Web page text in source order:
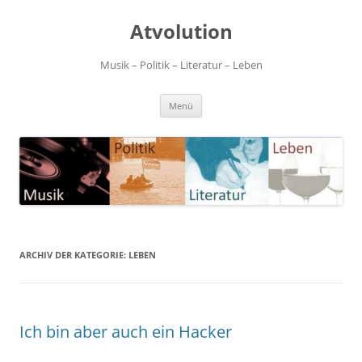
Atvolution
Musik – Politik – Literatur – Leben
Menü
ARCHIV DER KATEGORIE: LEBEN
Ich bin aber auch ein Hacker